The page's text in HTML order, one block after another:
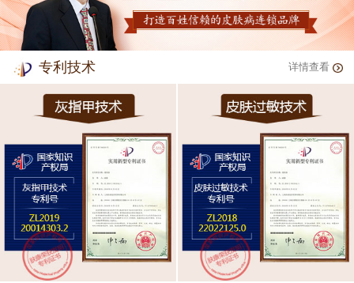
专利技术 详情查看